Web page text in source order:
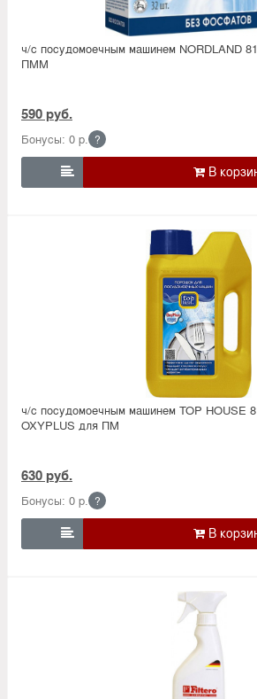
ч/с посудомоечным машинем NORDLAND
ПММ
590 руб.
Бонусы: 0 р. ?

ч/с посудомоечным машинем TOP HOUSE
OXYPLUS для ПМ
630 руб.
Бонусы: 0 р. ?
